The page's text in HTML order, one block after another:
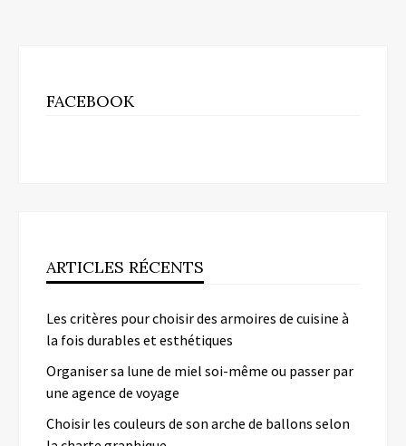
FACEBOOK
ARTICLES RÉCENTS
Les critères pour choisir des armoires de cuisine à
la fois durables et esthétiques
Organiser sa lune de miel soi-même ou passer par
une agence de voyage
Choisir les couleurs de son arche de ballons selon